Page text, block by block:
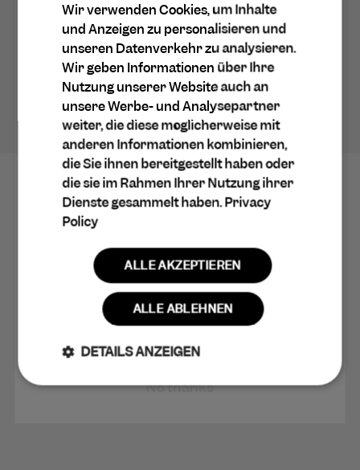
DA
DUTCH
Wir verwenden Cookies, um Inhalte
und Anzeigen zu personalisieren und
unseren Datenverkehr zu analysieren.
Wir geben Informationen über Ihre
Nutzung unserer Website auch an
unsere Werbe- und Analysepartner
weiter, die diese möglicherweise mit
anderen Informationen kombinieren,
die Sie ihnen bereitgestellt haben oder
die sie im Rahmen Ihrer Nutzung ihrer
Dienste gesammelt haben.Privacy
Policy
ALLE AKZEPTIEREN
ALLE ABLEHNEN
DETAILS ANZEIGEN
Unbedingt Performance
Claim 10% Discount
No thanks